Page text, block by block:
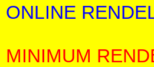
ONLINE
MINIMUM